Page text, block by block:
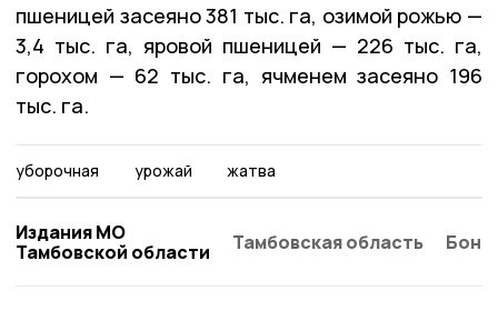
пшеницей засеяно 381 тыс. га, озимой рожью —
3,4 тыс. га, яровой пшеницей — 226 тыс. га,
горохом — 62 тыс. га, ячменем засеяно 196
тыс. га.
уборочная урожай жатва
Издания МО
Тамбовской области
Тамбовская область